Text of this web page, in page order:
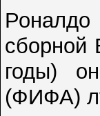
сборной
годы)
(ФИФА)